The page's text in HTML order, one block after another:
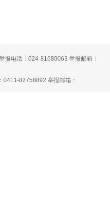
报电话：024-81680063 举报邮箱：
0411-82758892 举报邮箱：